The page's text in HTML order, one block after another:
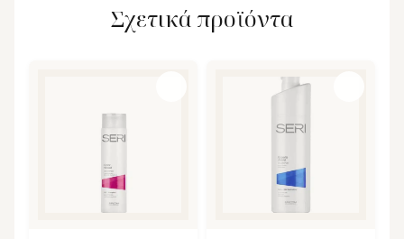
Σχετικά προϊόντα